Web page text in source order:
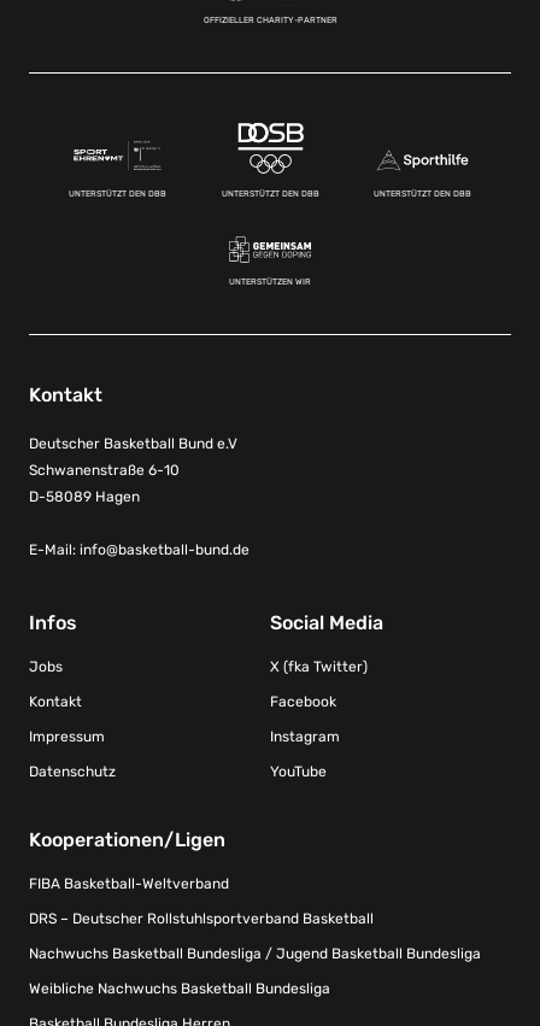
OFFIZIELLER CHARITY-PARTNER
UNTERSTÜTZT DEN DBB UNTERSTÜTZT DEN DBB UNTERSTÜTZT DEN DBB
UNTERSTÜTZEN WIR
Kontakt
Deutscher Basketball Bund e.V
Schwanenstraße 6-10
D-58089 Hagen
E-Mail: info@basketball-bund.de
Infos
Jobs
Kontakt
Impressum
Datenschutz
Social Media
X (fka Twitter)
Facebook
Instagram
YouTube
Kooperationen/Ligen
FIBA Basketball-Weltverband
DRS – Deutscher Rollstuhlsportverband Basketball
Nachwuchs Basketball Bundesliga / Jugend Basketball Bundesliga
Weibliche Nachwuchs Basketball Bundesliga